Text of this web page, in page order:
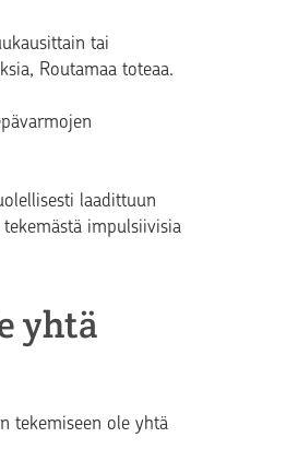
tai
Routamaa toteaa.
laadittuun
impulsiivisia
yhtä
tekemiseen ole yhtä